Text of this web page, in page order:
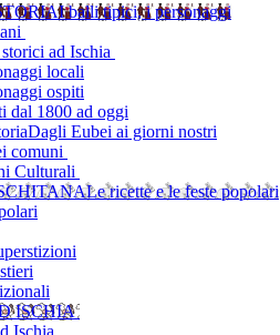
I balli tipici, i personaggi
ad Ischia
locali
ospiti
dal 1800 ad oggi
Dagli Eubei ai giorni nostri
comuni
Culturali
Le ricette e le feste popolari
ISCHIA
Ischia